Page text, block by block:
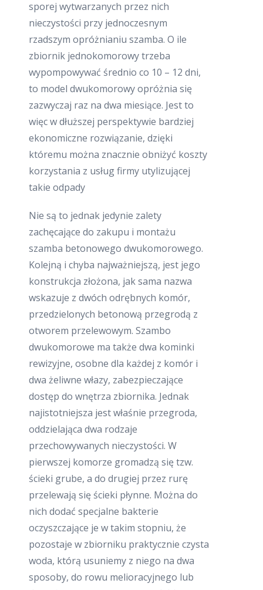
sporej wytwarzanych przez nich
nieczystości przy jednoczesnym
rzadszym opróżnianiu szamba. O ile
zbiornik jednokomorowy trzeba
wypompowywać średnio co 10 – 12 dni,
to model dwukomorowy opróżnia się
zazwyczaj raz na dwa miesiące. Jest to
więc w dłuższej perspektywie bardziej
ekonomiczne rozwiązanie, dzięki
któremu można znacznie obniżyć koszty
korzystania z usług firmy utylizującej
takie odpady
Nie są to jednak jedynie zalety
zachęcające do zakupu i montażu
szamba betonowego dwukomorowego.
Kolejną i chyba najważniejszą, jest jego
konstrukcja złożona, jak sama nazwa
wskazuje z dwóch odrębnych komór,
przedzielonych betonową przegrodą z
otworem przelewowym. Szambo
dwukomorowe ma także dwa kominki
rewizyjne, osobne dla każdej z komór i
dwa żeliwne włazy, zabezpieczające
dostęp do wnętrza zbiornika. Jednak
najistotniejsza jest właśnie przegroda,
oddzielająca dwa rodzaje
przechowywanych nieczystości. W
pierwszej komorze gromadzą się tzw.
ścieki grube, a do drugiej przez rurę
przelewają się ścieki płynne. Można do
nich dodać specjalne bakterie
oczyszczające je w takim stopniu, że
pozostaje w zbiorniku praktycznie czysta
woda, którą usuniemy z niego na dwa
sposoby, do rowu melioracyjnego lub